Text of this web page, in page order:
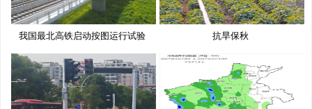
我国最北高铁启动按图运行试验 抗旱保秋